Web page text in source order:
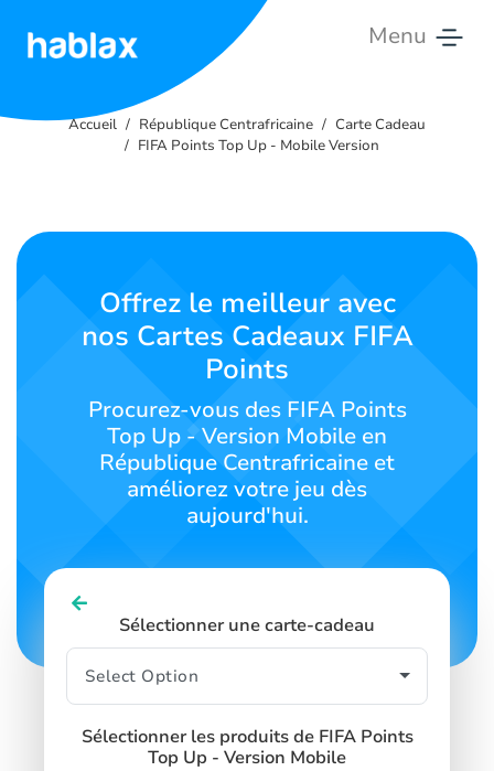
Menu
Tarifs
nous
Français
SIGN UP
Accueil République Centrafricaine
Carte Cadeau
FIFA Points Top Up - Mobile Version
Offrez le meilleur avec
nos Cartes Cadeaux FIFA
Points
Procurez-vous des FIFA Points
Top Up - Version Mobile en
République Centrafricaine et
améliorez votre jeu dès
aujourd'hui.
Sélectionner une carte-cadeau
Sélectionner les produits de FIFA Points
Top Up - Version Mobile